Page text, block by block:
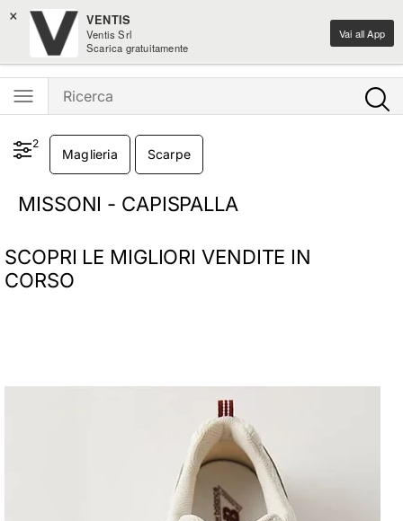
× VENTIS
Ventis Srl
Scarica gratuitamente
Vai all App
Ventis - L'e-shopping parla italiano
2
Maglieria Scarpe
MISSONI - CAPISPALLA
SCOPRI LE MIGLIORI VENDITE IN
CORSO